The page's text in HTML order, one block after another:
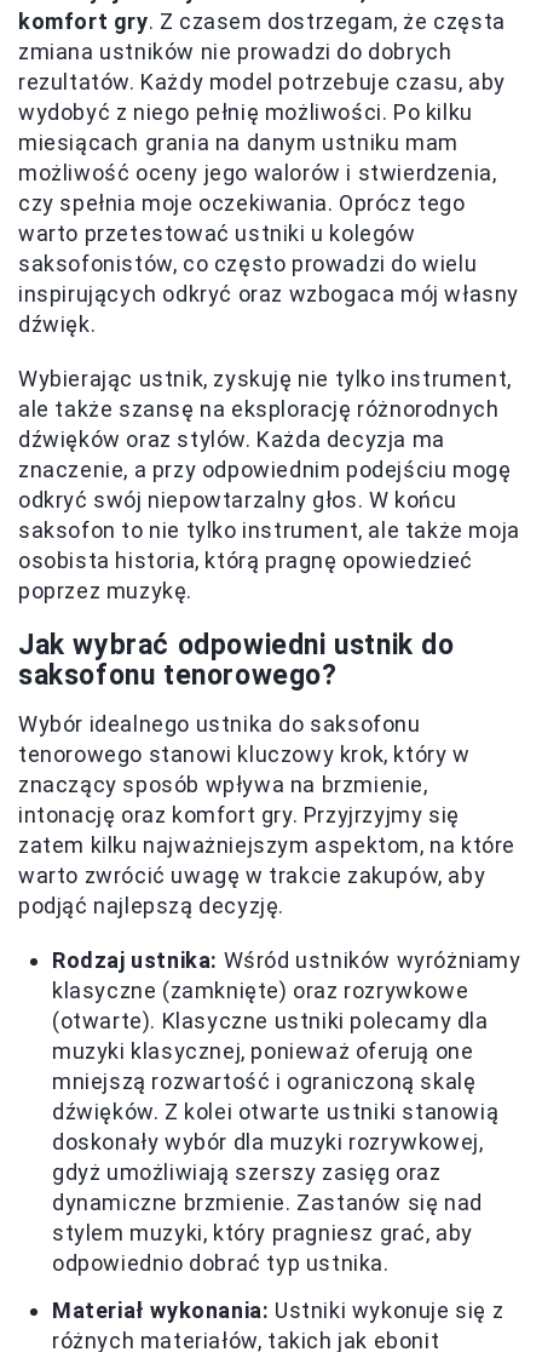
komfort gry. Z czasem dostrzegam, że częsta
zmiana ustników nie prowadzi do dobrych
rezultatów. Każdy model potrzebuje czasu, aby
wydobyć z niego pełnię możliwości. Po kilku
miesiącach grania na danym ustniku mam
możliwość oceny jego walorów i stwierdzenia,
czy spełnia moje oczekiwania. Oprócz tego
warto przetestować ustniki u kolegów
saksofonistów, co często prowadzi do wielu
inspirujących odkryć oraz wzbogaca mój własny
dźwięk.
Wybierając ustnik, zyskuję nie tylko instrument,
ale także szansę na eksplorację różnorodnych
dźwięków oraz stylów. Każda decyzja ma
znaczenie, a przy odpowiednim podejściu mogę
odkryć swój niepowtarzalny głos. W końcu
saksofon to nie tylko instrument, ale także moja
osobista historia, którą pragnę opowiedzieć
poprzez muzykę.
Jak wybrać odpowiedni ustnik do
saksofonu tenorowego?
Wybór idealnego ustnika do saksofonu
tenorowego stanowi kluczowy krok, który w
znaczący sposób wpływa na brzmienie,
intonację oraz komfort gry. Przyjrzyjmy się
zatem kilku najważniejszym aspektom, na które
warto zwrócić uwagę w trakcie zakupów, aby
podjąć najlepszą decyzję.
Rodzaj ustnika: Wśród ustników wyróżniamy
klasyczne (zamknięte) oraz rozrywkowe
(otwarte). Klasyczne ustniki polecamy dla
muzyki klasycznej, ponieważ oferują one
mniejszą rozwartość i ograniczoną skalę
dźwięków. Z kolei otwarte ustniki stanowią
doskonały wybór dla muzyki rozrywkowej,
gdyż umożliwiają szerszy zasięg oraz
dynamiczne brzmienie. Zastanów się nad
stylem muzyki, który pragniesz grać, aby
odpowiednio dobrać typ ustnika.
Materiał wykonania: Ustniki wykonuje się z
różnych materiałów, takich jak ebonit